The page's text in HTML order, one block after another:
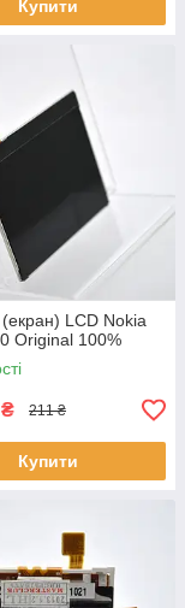
Купити
LCD Nokia
Original 100%
₴ 211 ₴
Купити